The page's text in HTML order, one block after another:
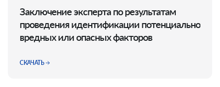
Заключение эксперта по результатам
проведения идентификации потенциально
вредных или опасных факторов
СКАЧАТЬ